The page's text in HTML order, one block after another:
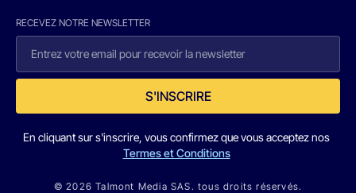
RECEVEZ NOTRE NEWSLETTER
S'INSCRIRE
En cliquant sur s'inscrire, vous confirmez que vous acceptez nos
Termes et Conditions
© 2026 Talmont Media SAS. tous droits réservés.